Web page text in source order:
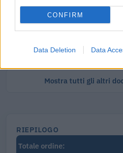
CONFIRM
Data Deletion Data
Visure Camerali - Storico
€ 6,98 IVA inclusa
Mostra tutti gli altri
RIEPILOGO
Totale ordine: